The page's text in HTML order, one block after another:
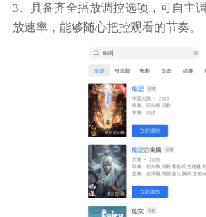
3、具备齐全播放调控选项，可自主
放速率，能够随心把控观看的节奏。